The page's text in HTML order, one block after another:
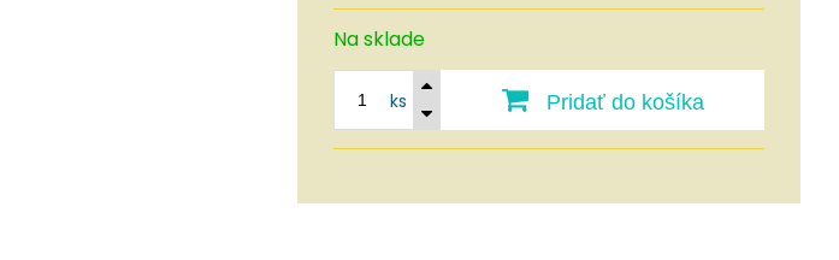
Na sklade
ks Pridať do košíka